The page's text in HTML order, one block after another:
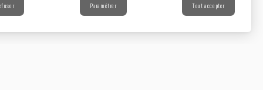
Contact
Paramétrer Tout accepter